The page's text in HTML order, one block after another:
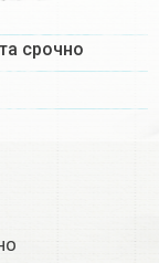
срочно